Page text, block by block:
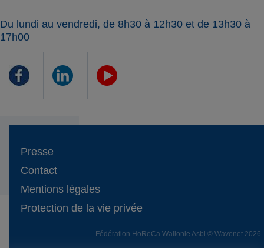
Du lundi au vendredi, de 8h30 à 12h30 et de 13h30 à
17h00
Presse
Contact
Mentions légales
Protection de la vie privée
Fédération HoReCa Wallonie Asbl © Wavenet 2026